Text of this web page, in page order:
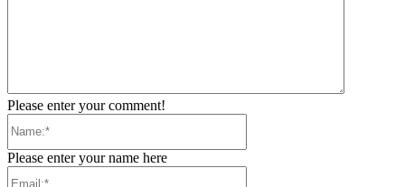
Please enter your comment!
Please enter your name here